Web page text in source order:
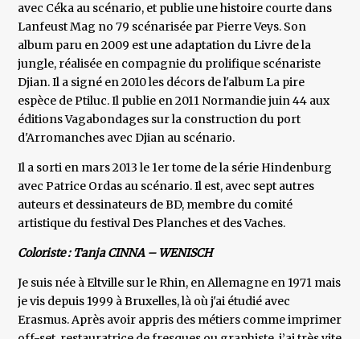
avec Céka au scénario, et publie une histoire courte dans
Lanfeust Mag no 79 scénarisée par Pierre Veys. Son
album paru en 2009 est une adaptation du Livre de la
jungle, réalisée en compagnie du prolifique scénariste
Djian. Il a signé en 2010 les décors de l'album La pire
espèce de Ptiluc. Il publie en 2011 Normandie juin 44 aux
éditions Vagabondages sur la construction du port
d'Arromanches avec Djian au scénario.
Il a sorti en mars 2013 le 1er tome de la série Hindenburg
avec Patrice Ordas au scénario. Il est, avec sept autres
auteurs et dessinateurs de BD, membre du comité
artistique du festival Des Planches et des Vaches.
Coloriste : Tanja CINNA – WENISCH
Je suis née à Eltville sur le Rhin, en Allemagne en 1971 mais
je vis depuis 1999 à Bruxelles, là où j'ai étudié avec
Erasmus. Après avoir appris des métiers comme imprimer